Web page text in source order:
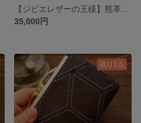
35,000円
残り1点